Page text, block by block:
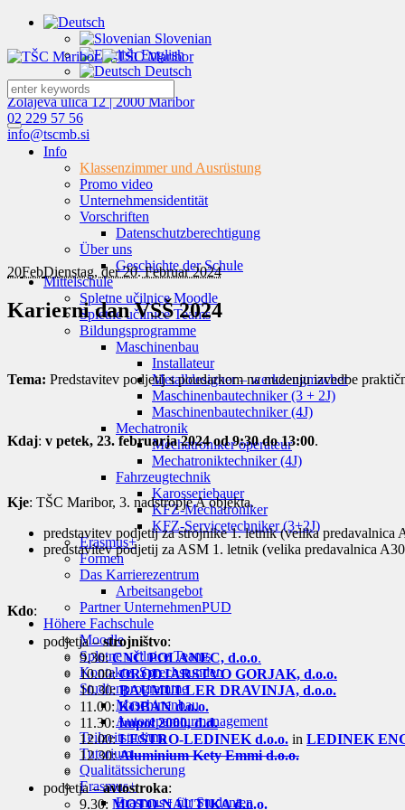
Slovenian
English
Deutsch
Zolajeva ulica 12 | 2000 Maribor
02 229 57 56
info@tscmb.si
Info
Klassenzimmer und Ausrüstung
Promo video
Unternehmensidentität
Vorschriften
Datenschutzberechtigung
Über uns
Geschichte der Schule
Mittelschule
Spletne učilnice Moodle
Spletne učilnice Teams
Bildungsprogramme
Maschinenbau
Installateur
Metalldesigner – werkzeugmacher
Maschinenbautechniker (3 + 2J)
Maschinenbautechniker (4J)
Mechatronik
Mechatroniker operateur
Mechatroniktechniker (4J)
Fahrzeugtechnik
Karosseriebauer
KFZ-Mechatroniker
KFZ-Servicetechniker (3+2J)
Erasmus+
Formen
Das Karrierezentrum
Arbeitsangebot
Partner UnternehmenPUD
Höhere Fachschule
Moodle
Spletne učilnice Teams
Kontakte, Sprechstunden
Studienprogramme
Maschinenbau
Autoreparaturmanagement
Teilzeitstudium
Tutorium
Qualitätssicherung
Erasmus+
Erasmus+ für Studenten
20FebDienstag, der 20. Februar 2024
Karierni dan VSŠ 2024
Tema: Predstavitev podjetij s poudarkom na nudenju izvedbe
Kdaj: v petek, 23. februarja 2024 od 9:30 do 13:00.
Kje: TŠC Maribor, 3. nadstropje A objekta.
predstavitev podjetij za strojnike 1. letnik (velika predavalnica
predstavitev podjetij za ASM 1. letnik (velika predavalnica
Kdo:
podjetja –strojništvo:
9.30:CNC POLANEC, d.o.o.
10.00:ORODJARSTVO GORJAK, d.o.o.
10.30:BAUMULLER DRAVINJA, d.o.o.
11.00:KOBAN d.o.o.
11.30:Impol 2000, d.d.
12.00:LESTRO-LEDINEK d.o.o. in LEDINEK
12.30:Aluminium Kety Emmi d.o.o.
podjetja –avtostroka:
9.30: MOTO-NAUTIKA d.o.o.